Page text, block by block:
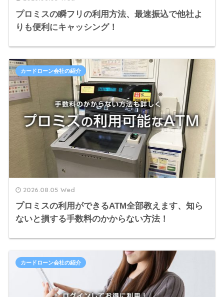
プロミスの瞬フリの利用方法、最速振込で他社よ
りも便利にキャッシング！
2026.08.05 Wed
プロミスの利用ができるATM全部教えます、知ら
ないと損する手数料のかからない方法！
カードローン会社の紹介
カードローン会社の紹介